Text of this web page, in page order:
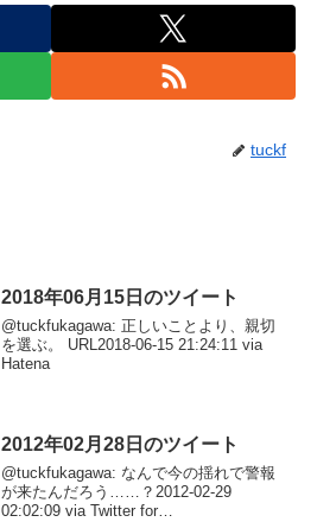
tuckf
2018年06月15日のツイート
@tuckfukagawa: 正しいことより、親切
を選ぶ。 URL2018-06-15 21:24:11 via
Hatena
2012年02月28日のツイート
@tuckfukagawa: なんで今の揺れで警報
が来たんだろう……？2012-02-29
02:02:09 via Twitter for